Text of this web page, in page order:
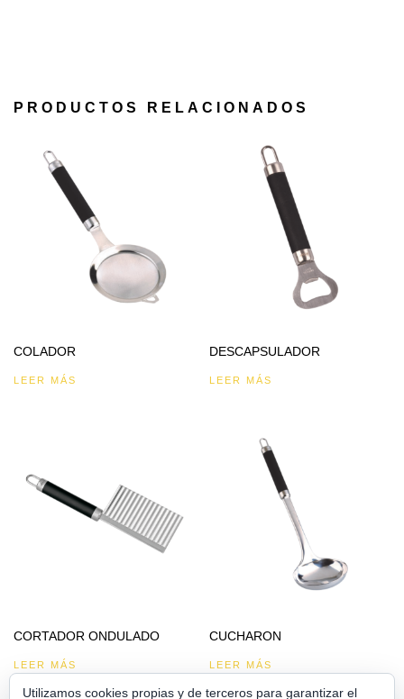
PRODUCTOS RELACIONADOS
COLADOR
LEER MÁS
DESCAPSULADOR
LEER MÁS
CORTADOR ONDULADO
LEER MÁS
CUCHARON
LEER MÁS
Utilizamos cookies propias y de terceros para garantizar el